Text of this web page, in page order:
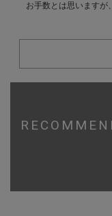
お手数とは思いますが